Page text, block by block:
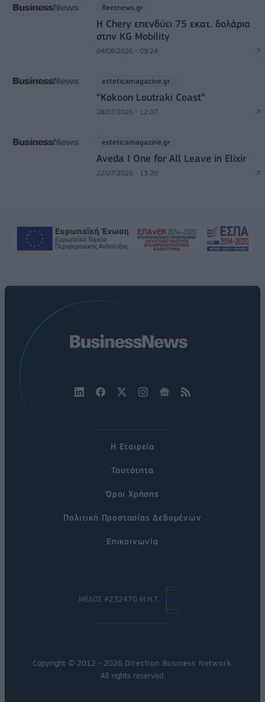
fleetnews.gr
Η Chery επενδύει 75 εκατ. δολάρια
στην KG Mobility
04/08/2026 - 09:24
esteticamagazine.gr
“Kokoon Loutraki Coast”
28/07/2026 - 12:07
esteticamagazine.gr
Aveda I One for All Leave in Elixir
22/07/2026 - 13:20
Η Εταιρεία
Ταυτότητα
Όροι Χρήσης
Πολιτική Προστασίας Δεδομένων
Επικοινωνία
ΜΕΛΟΣ #232470 Μ.Η.Τ.
Copyright © 2012 - 2026 Direction Business Network
All rights reserved.